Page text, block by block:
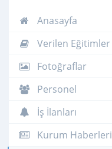
Anasayfa
Verilen Eğitimler
Fotoğraflar
Personel
İş İlanları
Kurum Haberleri